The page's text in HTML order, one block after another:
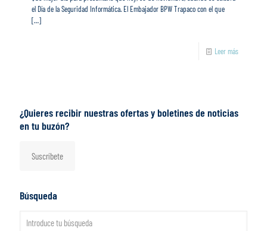
el Día de la Seguridad Informática. El Embajador BPW Trapaco con el que
[…]
Leer más
¿Quieres recibir nuestras ofertas y boletines de noticias
en tu buzón?
Suscríbete
Búsqueda